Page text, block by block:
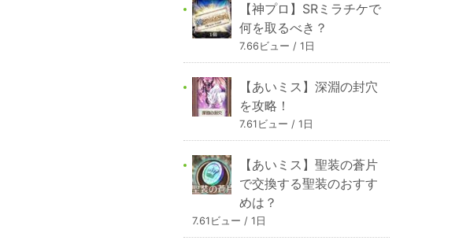
【神プロ】SRミラチケで
何を取るべき？
7.66ビュー / 1日
【あいミス】深淵の封穴
を攻略！
7.61ビュー / 1日
【あいミス】聖装の蒼片
で交換する聖装のおすす
めは？
7.61ビュー / 1日